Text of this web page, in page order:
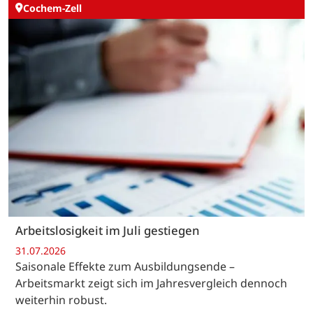
Cochem-Zell
Arbeitslosigkeit im Juli gestiegen
31.07.2026
Saisonale Effekte zum Ausbildungsende –
Arbeitsmarkt zeigt sich im Jahresvergleich dennoch
weiterhin robust.